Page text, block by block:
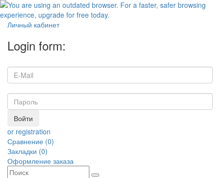
Личный кабинет
Login form:
Войти
or registration
Сравнение (0)
Закладки (0)
Оформление заказа